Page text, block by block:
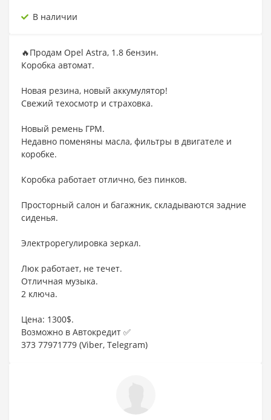
В наличии
🔥Продам Opel Astra, 1.8 бензин.
Коробка автомат.
Новая резина, новый аккумулятор!
Свежий техосмотр и страховка.
Новый ремень ГРМ.
Недавно поменяны масла, фильтры в двигателе и
коробке.
Коробка работает отлично, без пинков.
Просторный салон и багажник, складываются задние
сиденья.
Электрорегулировка зеркал.
Люк работает, не течет.
Отличная музыка.
2 ключа.
Цена: 1300$.
Возможно в Автокредит ✅
373 77971779 (Viber, Telegram)